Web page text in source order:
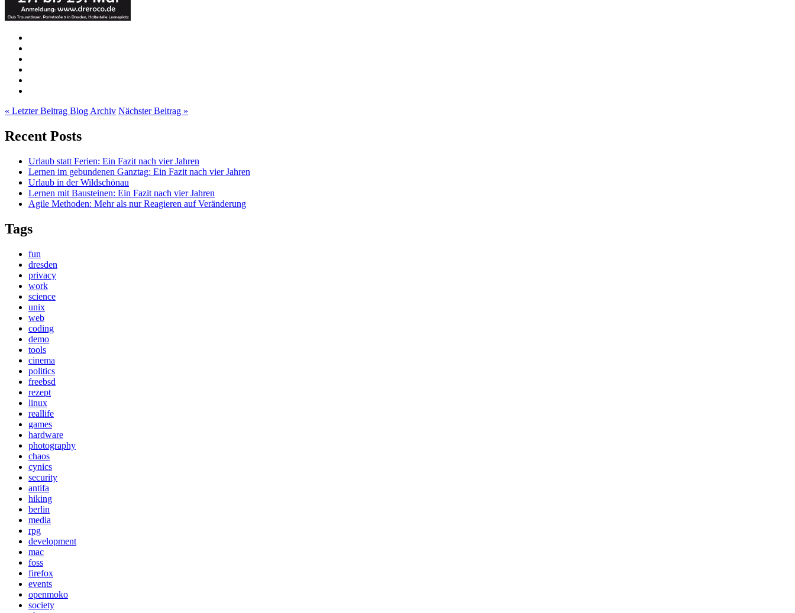
« Letzter Beitrag Blog Archiv Nächster Beitrag »
Recent Posts
Urlaub statt Ferien: Ein Fazit nach vier Jahren
Lernen im gebundenen Ganztag: Ein Fazit nach vier Jahren
Urlaub in der Wildschönau
Lernen mit Bausteinen: Ein Fazit nach vier Jahren
Agile Methoden: Mehr als nur Reagieren auf Veränderung
Tags
fun
dresden
privacy
work
science
unix
web
coding
demo
tools
cinema
politics
freebsd
rezept
linux
reallife
games
hardware
photography
chaos
cynics
security
antifa
hiking
berlin
media
rpg
development
mac
foss
firefox
events
openmoko
society